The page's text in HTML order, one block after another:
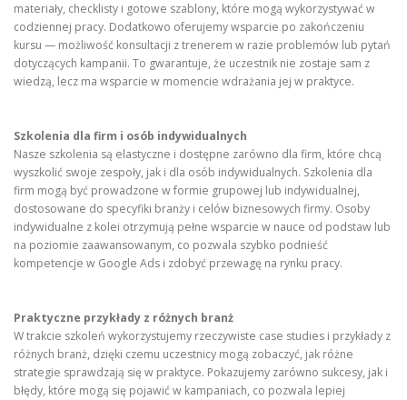
materiały, checklisty i gotowe szablony, które mogą wykorzystywać w
codziennej pracy. Dodatkowo oferujemy wsparcie po zakończeniu
kursu — możliwość konsultacji z trenerem w razie problemów lub pytań
dotyczących kampanii. To gwarantuje, że uczestnik nie zostaje sam z
wiedzą, lecz ma wsparcie w momencie wdrażania jej w praktyce.
Szkolenia dla firm i osób indywidualnych
Nasze szkolenia są elastyczne i dostępne zarówno dla firm, które chcą
wyszkolić swoje zespoły, jak i dla osób indywidualnych. Szkolenia dla
firm mogą być prowadzone w formie grupowej lub indywidualnej,
dostosowane do specyfiki branży i celów biznesowych firmy. Osoby
indywidualne z kolei otrzymują pełne wsparcie w nauce od podstaw lub
na poziomie zaawansowanym, co pozwala szybko podnieść
kompetencje w Google Ads i zdobyć przewagę na rynku pracy.
Praktyczne przykłady z różnych branż
W trakcie szkoleń wykorzystujemy rzeczywiste case studies i przykłady z
różnych branż, dzięki czemu uczestnicy mogą zobaczyć, jak różne
strategie sprawdzają się w praktyce. Pokazujemy zarówno sukcesy, jak i
błędy, które mogą się pojawić w kampaniach, co pozwala lepiej